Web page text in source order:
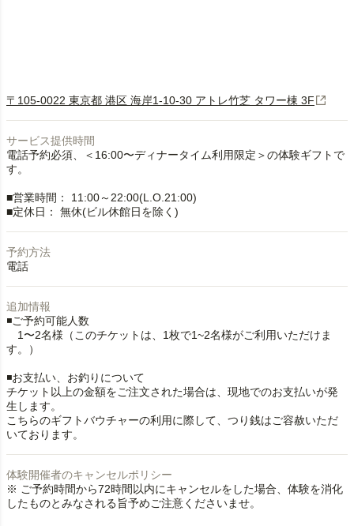
〒105-0022 東京都 港区 海岸1-10-30 アトレ竹芝 タワー棟 3F
サービス提供時間
電話予約必須、＜16:00〜ディナータイム利用限定＞の体験ギフトで
す。
■営業時間： 11:00～22:00(L.O.21:00)
■定休日： 無休(ビル休館日を除く)
予約方法
電話
追加情報
◾️ご予約可能人数
1〜2名様（このチケットは、1枚で1~2名様がご利用いただけま
す。）
◾️お支払い、お釣りについて
チケット以上の金額をご注文された場合は、現地でのお支払いが発
生します。
こちらのギフトバウチャーの利用に際して、つり銭はご容赦いただ
いております。
体験開催者のキャンセルポリシー
※ ご予約時間から72時間以内にキャンセルをした場合、体験を消化
したものとみなされる旨予めご注意くださいませ。